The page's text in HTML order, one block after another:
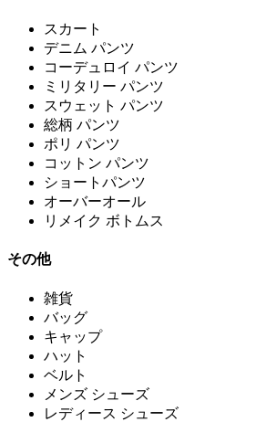
スカート
デニム パンツ
コーデュロイ パンツ
ミリタリー パンツ
スウェット パンツ
総柄 パンツ
ポリ パンツ
コットン パンツ
ショートパンツ
オーバーオール
リメイク ボトムス
その他
雑貨
バッグ
キャップ
ハット
ベルト
メンズ シューズ
レディース シューズ